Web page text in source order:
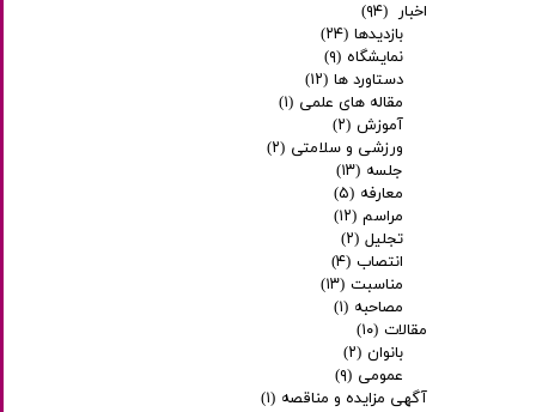
اخبار (۹۴)
بازدیدها (۲۴)
نمایشگاه (۹)
دستاورد ها (۱۲)
مقاله های علمی (۱)
آموزش (۲)
ورزشی و سلامتی (۲)
جلسه (۱۳)
معارفه (۵)
مراسم (۱۲)
تجلیل (۲)
انتصاب (۴)
مناسبت (۱۳)
مصاحبه (۱)
مقالات (۱۰)
بانوان (۲)
عمومی (۹)
آگهی مزایده و مناقصه (۱)